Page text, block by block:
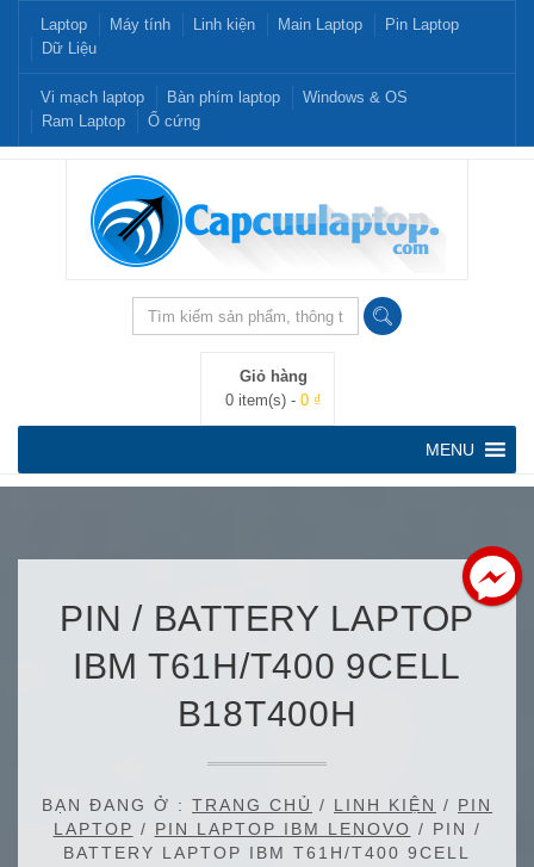
Laptop Máy tính Linh kiện Main Laptop
Pin Laptop
Dữ Liệu
Vi mạch laptop Bàn phím laptop
Windows & OS
Ram Laptop
Ổ cứng
Giỏ hàng
0 item(s) - 0 ₫
PIN / BATTERY LAPTOP
IBM T61H/T400 9CELL
B18T400H
BẠN ĐANG Ở : TRANG CHỦ / LINH KIỆN / PIN
LAPTOP / PIN LAPTOP IBM LENOVO / PIN /
BATTERY LAPTOP IBM T61H/T400 9CELL